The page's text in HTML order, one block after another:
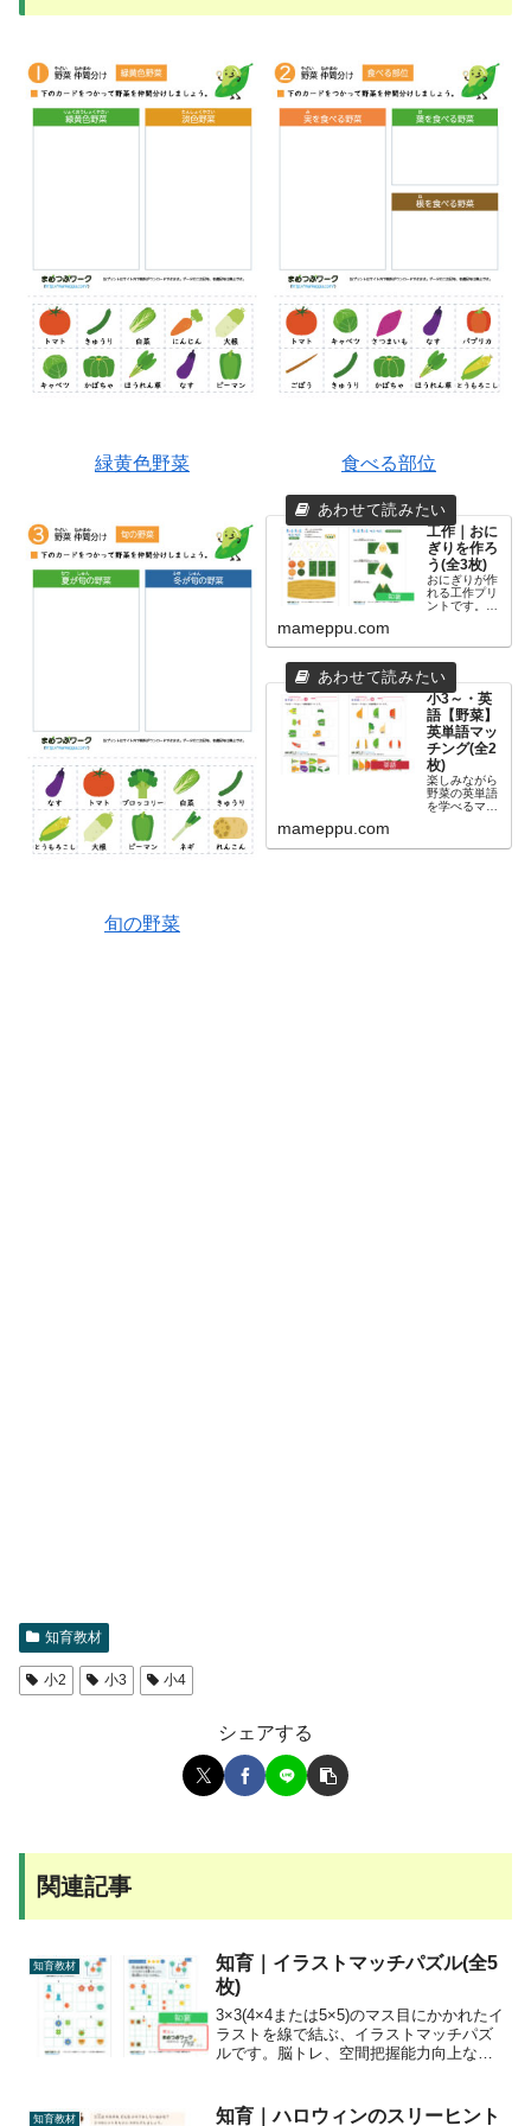
緑黄色野菜
旬の野菜
食べる部位
工作｜おに
ぎりを作ろ
う(全3枚)
おにぎりが作
れる工作プリ
ントです。梅
きな具を貼っ
にぎりを作り
ましょう！ハ
サミ・ノリの
練習はもちろ
ん、食育にも
ご利用いただ
けます。
mameppu.com
小3～・英
語【野菜】
英単語マッ
チング(全2
枚)
楽しみながら
野菜の英単語
を学べるマッ
ント下部のカ
mameppu.com
知育教材
小2 小3 小4
シェアする
関連記事
知育教材
知育｜イラストマッチパズル(全5
枚)
3×3(4×4または5×5)のマス目にかかれたイ
ラストを線で結ぶ、イラストマッチパズ
ルです。脳トレ、空間把握能力向上など
知育教材 知育｜ハロウィンのスリーヒント